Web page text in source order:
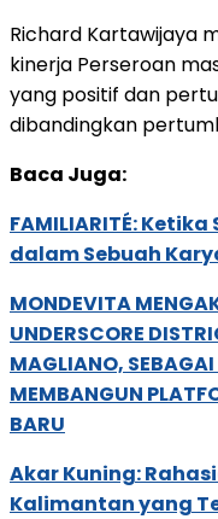
Richard Kartawijaya
kinerja Perseroan
yang positif dan
dibandingkan
Baca Juga:
FAMILIARITÉ:
dalam Sebuah
MONDEVITA
UNDERSCORE
MAGLIANO,
MEMBANGUN
BARU
Akar Kuning:
Kalimantan yang